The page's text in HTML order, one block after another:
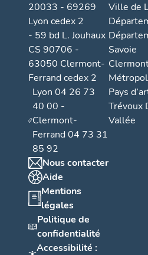
20033 - 69269
Lyon cedex 2
- 59 bd L. Jouhaux
CS 90706 -
63050 Clermont-
Ferrand cedex 2
Lyon 04 26 73
40 00 -
Clermont-
Ferrand 04 73 31
85 92
Nous contacter
Aide
Mentions
légales
Politique de
confidentialité
Accessibilité :
Ville de
Savoie
Pays
Trévoux
Vallée